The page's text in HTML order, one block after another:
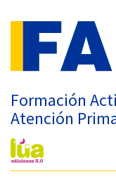
Formación
Atención